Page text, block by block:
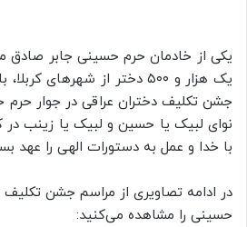
یکی از خادمان حرم حسینی جابر صادق
یک هزار و ۵۰۰ دختر از شهرهای
جشن تکلیف دختران عراقی در جوار حرم
نوای لبیک یا حسین و لبیک یا زینب در
با خدا و عمل به دستورات الهی را عهد
در ادامه تصاویری از مراسم جشن تکلیف
حسینی را مشاهده می‌کنید: